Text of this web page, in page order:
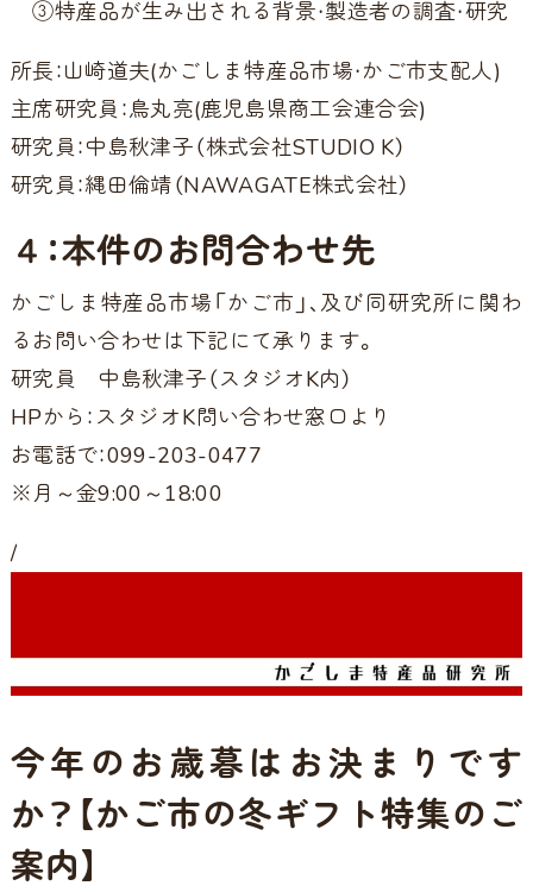
③特産品が生み出される背景・製造者の調査・研究
所長：山崎道夫(かごしま特産品市場・かご市支配人)
主席研究員：鳥丸亮(鹿児島県商工会連合会)
研究員：中島秋津子（株式会社STUDIO K）
研究員：縄田倫靖（NAWAGATE株式会社）
４：本件のお問合わせ先
かごしま特産品市場「かご市」、及び同研究所に関わ
るお問い合わせは下記にて承ります。
研究員 中島秋津子（スタジオK内）
HPから： スタジオK問い合わせ窓口より
お電話で：099-203-0477
※月～金9:00～18:00
/
今年のお歳暮はお決まりです
か？【かご市の冬ギフト特集のご
案内】